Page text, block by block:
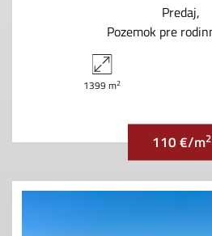
Predaj
Pozemok pre
1399 m2
110 €/m2